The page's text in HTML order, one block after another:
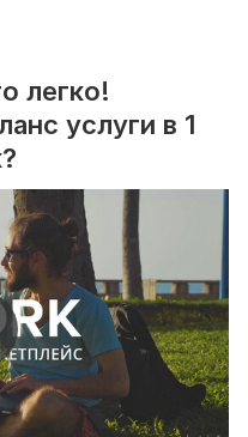
легко!
услуги в 1